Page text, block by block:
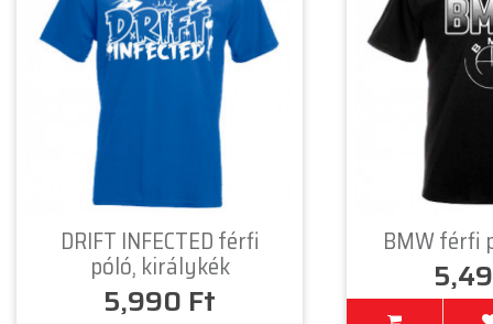
DRIFT INFECTED férfi
póló, királykék
5,990 Ft
BMW férfi